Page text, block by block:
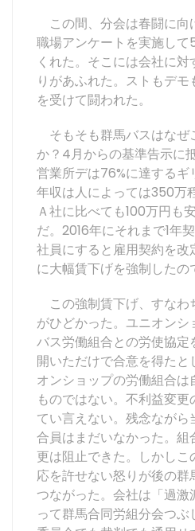
この間、分会は春闘に向
職場アンケートを実施し
くれた。そこには会社に
りがあふれた。ストもデ
を受けて闘われた。
そもそも群馬バスはなぜ
か？4月からの基準告示に
営業所デは76%に達するギ
年収は人によっては350万
Ａ社に比べても100万円も
だ。2016年にそれまで1年
社員にすると雇用契約を
に大幅賃下げを強制したの
この強制賃下げ、すなわ
がひどかった。ユニオン
バス労働組合との労使協定
開いただけで合意を得た
オンショップの労働組合は
ものではない。不利益変更
てい言えない。残念なが
合員はまだいなかった。
更は阻止できた。しかし
応を許せない怒りが後の
つながった。会社は「過
って群馬合同労組分会つ